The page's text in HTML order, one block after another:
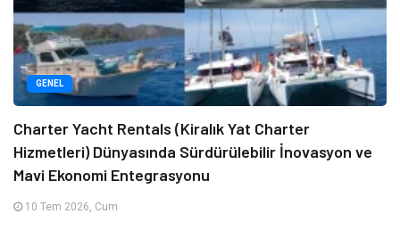
GENEL
Charter Yacht Rentals (Kiralık Yat Charter
Hizmetleri) Dünyasında Sürdürülebilir İnovasyon ve
Mavi Ekonomi Entegrasyonu
10 Tem 2026, Cum